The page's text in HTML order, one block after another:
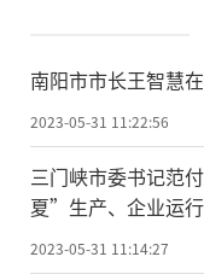
南阳市市长王智慧
2023-05-31 11:22:56
三门峡市委书记范
夏”生产、企业运
2023-05-31 11:14:27